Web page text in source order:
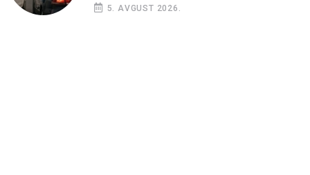
5. AVGUST 2026.